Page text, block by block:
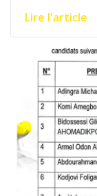
Lire l'article